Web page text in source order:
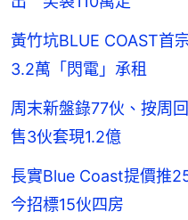
黃竹坑BLUE COAST
3.2萬「閃電」承租
周末新盤錄77伙、按周
售3伙套現1.2億
長實Blue Coast提價推
今招標15伙四房